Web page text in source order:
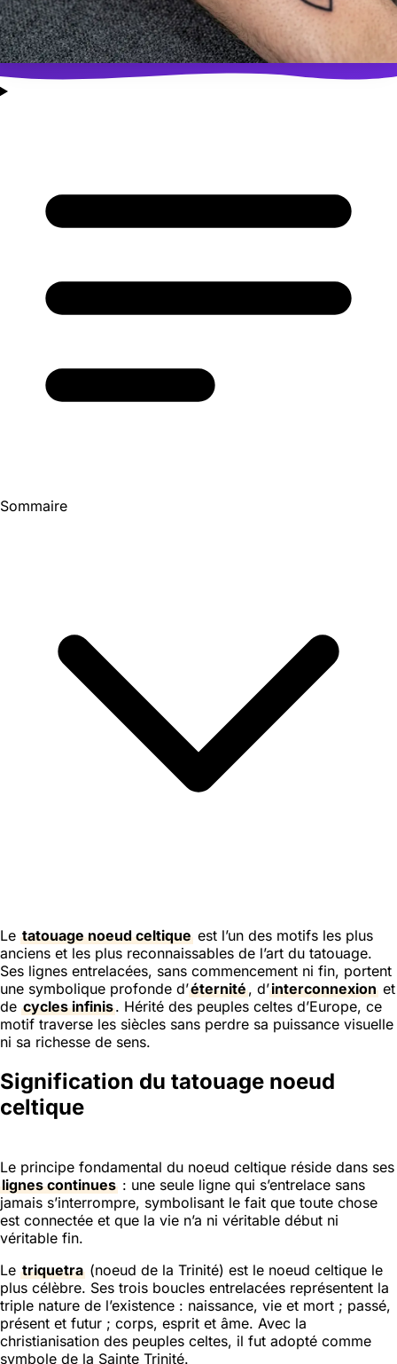
Sommaire
Le tatouage noeud celtique est l’un des motifs les plus
anciens et les plus reconnaissables de l’art du tatouage.
Ses lignes entrelacées, sans commencement ni fin, portent
une symbolique profonde d’éternité, d’interconnexion et
de cycles infinis. Hérité des peuples celtes d’Europe, ce
motif traverse les siècles sans perdre sa puissance visuelle
ni sa richesse de sens.
Signification du tatouage noeud
celtique
Le principe fondamental du noeud celtique réside dans ses
lignes continues : une seule ligne qui s’entrelace sans
jamais s’interrompre, symbolisant le fait que toute chose
est connectée et que la vie n’a ni véritable début ni
véritable fin.
Le triquetra (noeud de la Trinité) est le noeud celtique le
plus célèbre. Ses trois boucles entrelacées représentent la
triple nature de l’existence : naissance, vie et mort ; passé,
présent et futur ; corps, esprit et âme. Avec la
christianisation des peuples celtes, il fut adopté comme
symbole de la Sainte Trinité.